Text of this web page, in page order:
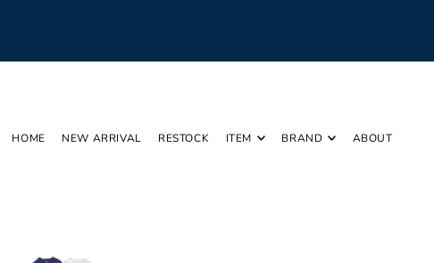
HOME NEW ARRIVAL RESTOCK ITEM BRAND ABOUT